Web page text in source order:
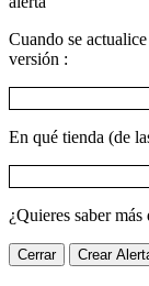
Cuando se
versión :
En qué tienda (de
¿Quieres saber
Cerrar Crear